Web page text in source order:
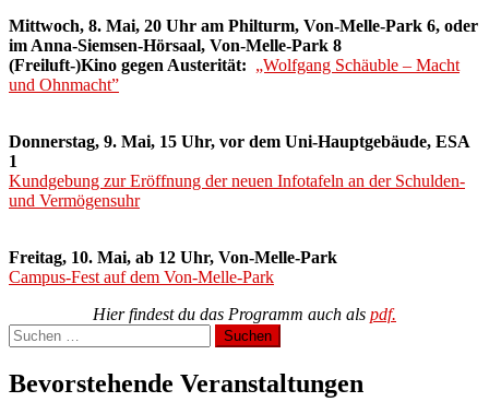
Mittwoch, 8. Mai, 20 Uhr am Philturm, Von-Melle-Park 6, oder
im Anna-Siemsen-Hörsaal, Von-Melle-Park 8
(Freiluft-)Kino gegen Austerität: „Wolfgang Schäuble – Macht
und Ohnmacht”
Donnerstag, 9. Mai, 15 Uhr, vor dem Uni-Hauptgebäude, ESA
1
Kundgebung zur Eröffnung der neuen Infotafeln an der Schulden-
und Vermögensuhr
Freitag, 10. Mai, ab 12 Uhr, Von-Melle-Park
Campus-Fest auf dem Von-Melle-Park
Hier findest du das Programm auch als pdf.
Suchen
nach:
Bevorstehende Veranstaltungen